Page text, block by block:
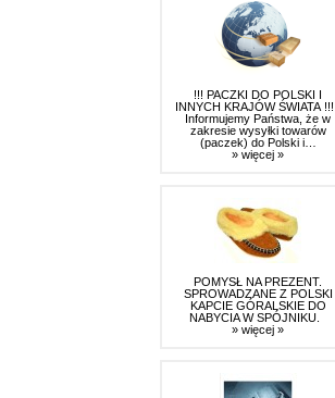
!!! PACZKI DO POLSKI I
INNYCH KRAJÓW ŚWIATA !!!
Informujemy Państwa, że w
zakresie wysyłki towarów
(paczek) do Polski i…
» więcej »
POMYSŁ NA PREZENT.
SPROWADZANE Z POLSKI
KAPCIE GÓRALSKIE DO
NABYCIA W SPÓJNIKU.
» więcej »